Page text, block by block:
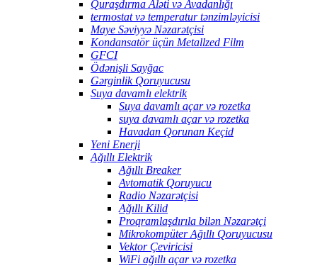
Quraşdırma Aləti və Avadanlığı
termostat və temperatur tənzimləyicisi
Maye Səviyyə Nəzarətçisi
Kondansatör üçün Metallzed Film
GFCI
Ödənişli Sayğac
Gərginlik Qoruyucusu
Suya davamlı elektrik
Suya davamlı açar və rozetka
suya davamlı açar və rozetka
Havadan Qorunan Keçid
Yeni Enerji
Ağıllı Elektrik
Ağıllı Breaker
Avtomatik Qoruyucu
Radio Nəzarətçisi
Ağıllı Kilid
Proqramlaşdırıla bilən Nəzarətçi
Mikrokompüter Ağıllı Qoruyucusu
Vektor Çeviricisi
WiFi ağıllı açar və rozetka